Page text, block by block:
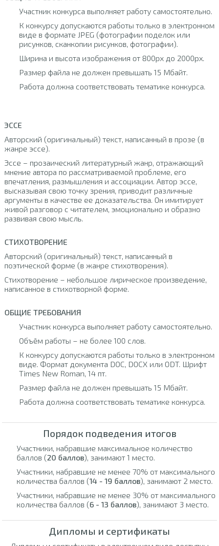
Участник конкурса выполняет работу самостоятельно.
К конкурсу допускаются работы только в электронном
виде в формате JPEG (фотографии поделок или
рисунков, сканкопии рисунков, фотографии).
Ширина и высота изображения от 800px до 2000px.
Размер файла не должен превышать 15 Мбайт.
Работа должна соответствовать тематике конкурса.
ЭССЕ
Авторский (оригинальный) текст, написанный в прозе (в
жанре эссе).
Эссе – прозаический литературный жанр, отражающий
мнение автора по рассматриваемой проблеме, его
впечатления, размышления и ассоциации. Автор эссе,
высказывая свою точку зрения, приводит различные
аргументы в качестве ее доказательства. Он имитирует
живой разговор с читателем, эмоционально и образно
развивая свою мысль.
СТИХОТВОРЕНИЕ
Авторский (оригинальный) текст, написанный в
поэтической форме (в жанре стихотворения).
Стихотворение – небольшое лирическое произведение,
написанное в стихотворной форме.
ОБЩИЕ ТРЕБОВАНИЯ
Участник конкурса выполняет работу самостоятельно.
Объём работы – не более 100 слов.
К конкурсу допускаются работы только в электронном
виде. Формат документа DOC, DOCX или ODT. Шрифт
Times New Roman, 14 пт.
Размер файла не должен превышать 15 Мбайт.
Работа должна соответствовать тематике конкурса.
Порядок подведения итогов
Участники, набравшие максимальное количество
баллов (20 баллов), занимают 1 место.
Участники, набравшие не менее 70% от максимального
количества баллов (14 - 19 баллов), занимают 2 место.
Участники, набравшие не менее 30% от максимального
количества баллов (6 - 13 баллов), занимают 3 место.
Дипломы и сертификаты